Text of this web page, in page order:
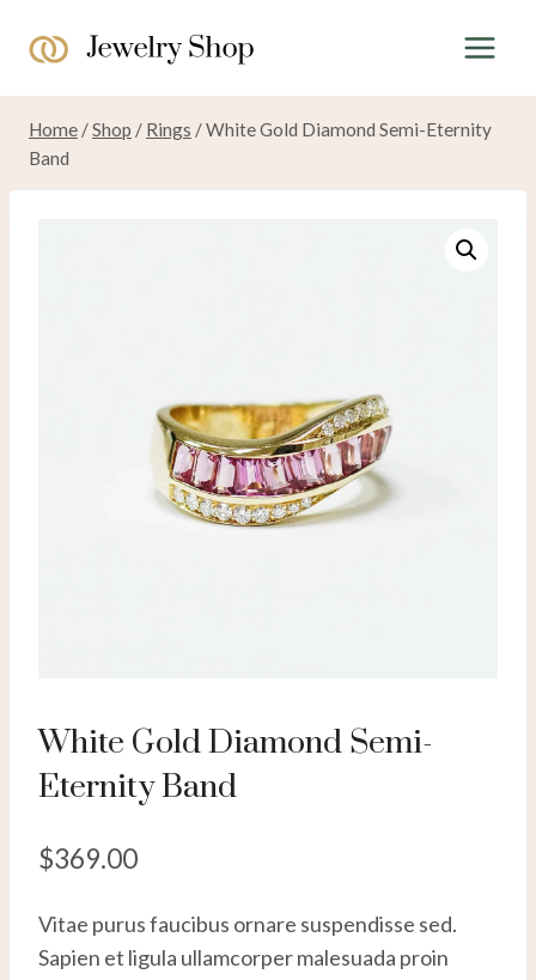
Home /Shop / Rings /White Gold Diamond Semi-Eternity
Band
White Gold Diamond Semi-
Eternity Band
$369.00
Vitae purus faucibus ornare suspendisse sed.
Sapien et ligula ullamcorper malesuada proin